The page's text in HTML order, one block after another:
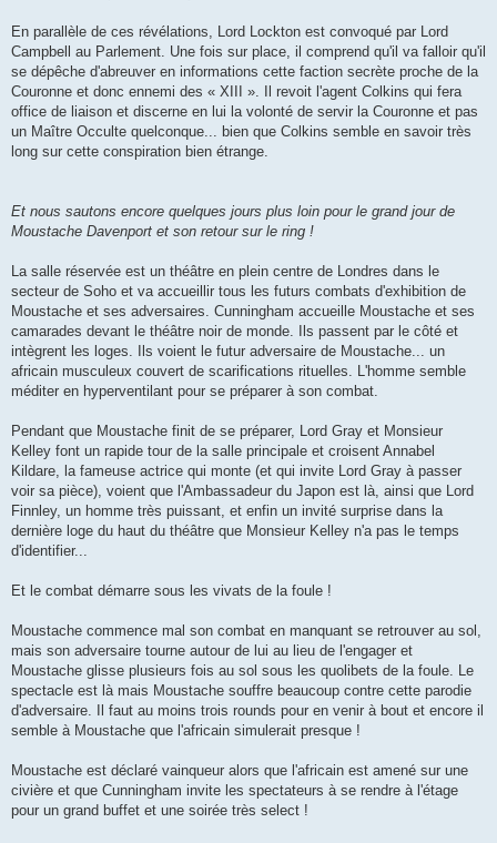
En parallèle de ces révélations, Lord Lockton est convoqué par Lord
Campbell au Parlement. Une fois sur place, il comprend qu'il va falloir qu'il
se dépêche d'abreuver en informations cette faction secrète proche de la
Couronne et donc ennemi des « XIII ». Il revoit l'agent Colkins qui fera
office de liaison et discerne en lui la volonté de servir la Couronne et pas
un Maître Occulte quelconque... bien que Colkins semble en savoir très
long sur cette conspiration bien étrange.
Et nous sautons encore quelques jours plus loin pour le grand jour de
Moustache Davenport et son retour sur le ring !
La salle réservée est un théâtre en plein centre de Londres dans le
secteur de Soho et va accueillir tous les futurs combats d'exhibition de
Moustache et ses adversaires. Cunningham accueille Moustache et ses
camarades devant le théâtre noir de monde. Ils passent par le côté et
intègrent les loges. Ils voient le futur adversaire de Moustache... un
africain musculeux couvert de scarifications rituelles. L'homme semble
méditer en hyperventilant pour se préparer à son combat.
Pendant que Moustache finit de se préparer, Lord Gray et Monsieur
Kelley font un rapide tour de la salle principale et croisent Annabel
Kildare, la fameuse actrice qui monte (et qui invite Lord Gray à passer
voir sa pièce), voient que l'Ambassadeur du Japon est là, ainsi que Lord
Finnley, un homme très puissant, et enfin un invité surprise dans la
dernière loge du haut du théâtre que Monsieur Kelley n'a pas le temps
d'identifier...
Et le combat démarre sous les vivats de la foule !
Moustache commence mal son combat en manquant se retrouver au sol,
mais son adversaire tourne autour de lui au lieu de l'engager et
Moustache glisse plusieurs fois au sol sous les quolibets de la foule. Le
spectacle est là mais Moustache souffre beaucoup contre cette parodie
d'adversaire. Il faut au moins trois rounds pour en venir à bout et encore il
semble à Moustache que l'africain simulerait presque !
Moustache est déclaré vainqueur alors que l'africain est amené sur une
civière et que Cunningham invite les spectateurs à se rendre à l'étage
pour un grand buffet et une soirée très select !